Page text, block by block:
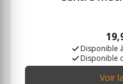
Disponible
Disponible
Voir